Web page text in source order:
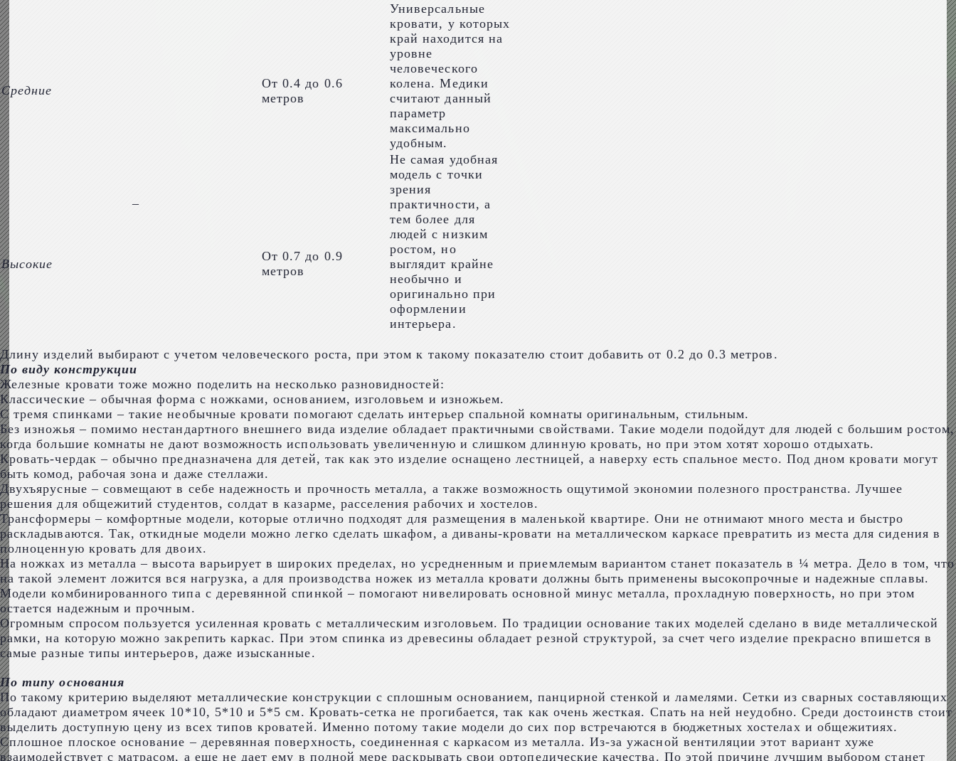
Средние
–
От 0.4 до 0.6
метров
Универсальные
кровати, у которых
край находится на
уровне
человеческого
колена. Медики
считают данный
параметр
максимально
удобным.
Высокие
От 0.7 до 0.9
метров
Не самая удобная
модель с точки
зрения
практичности, а
тем более для
людей с низким
ростом, но
выглядит крайне
необычно и
оригинально при
оформлении
интерьера.
Длину изделий выбирают с учетом человеческого роста, при этом к такому показателю стоит добавить от 0.2 до 0.3 метров.
По виду конструкции
Железные кровати тоже можно поделить на несколько разновидностей:
Классические – обычная форма с ножками, основанием, изголовьем и изножьем.
С тремя спинками – такие необычные кровати помогают сделать интерьер спальной комнаты оригинальным, стильным.
Без изножья – помимо нестандартного внешнего вида изделие обладает практичными свойствами. Такие модели подойдут для людей с большим ростом,
когда большие комнаты не дают возможность использовать увеличенную и слишком длинную кровать, но при этом хотят хорошо отдыхать.
Кровать-чердак – обычно предназначена для детей, так как это изделие оснащено лестницей, а наверху есть спальное место. Под дном кровати могут
быть комод, рабочая зона и даже стеллажи.
Двухъярусные – совмещают в себе надежность и прочность металла, а также возможность ощутимой экономии полезного пространства. Лучшее
решения для общежитий студентов, солдат в казарме, расселения рабочих и хостелов.
Трансформеры – комфортные модели, которые отлично подходят для размещения в маленькой квартире. Они не отнимают много места и быстро
раскладываются. Так, откидные модели можно легко сделать шкафом, а диваны-кровати на металлическом каркасе превратить из места для сидения в
полноценную кровать для двоих.
На ножках из металла – высота варьирует в широких пределах, но усредненным и приемлемым вариантом станет показатель в ¼ метра. Дело в том, что
на такой элемент ложится вся нагрузка, а для производства ножек из металла кровати должны быть применены высокопрочные и надежные сплавы.
Модели комбинированного типа с деревянной спинкой – помогают нивелировать основной минус металла, прохладную поверхность, но при этом
остается надежным и прочным.
Огромным спросом пользуется усиленная кровать с металлическим изголовьем. По традиции основание таких моделей сделано в виде металлической
рамки, на которую можно закрепить каркас. При этом спинка из древесины обладает резной структурой, за счет чего изделие прекрасно впишется в
самые разные типы интерьеров, даже изысканные.
По типу основания
По такому критерию выделяют металлические конструкции с сплошным основанием, панцирной стенкой и ламелями. Сетки из сварных составляющих
обладают диаметром ячеек 10*10, 5*10 и 5*5 см. Кровать-сетка не прогибается, так как очень жесткая. Спать на ней неудобно. Среди достоинств стоит
выделить доступную цену из всех типов кроватей. Именно потому такие модели до сих пор встречаются в бюджетных хостелах и общежитиях.
Сплошное плоское основание – деревянная поверхность, соединенная с каркасом из металла. Из-за ужасной вентиляции этот вариант хуже
взаимодействует с матрасом, а еще не дает ему в полной мере раскрывать свои ортопедические качества. По этой причине лучшим выбором станет